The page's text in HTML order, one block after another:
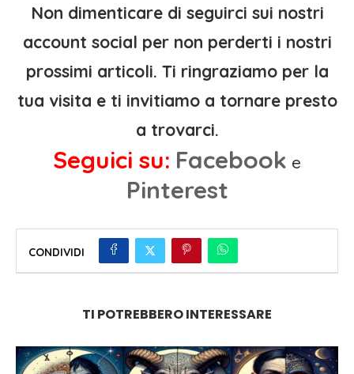
Non dimenticare di seguirci sui nostri
account social per non perderti i nostri
prossimi articoli. Ti ringraziamo per la
tua visita e ti invitiamo a tornare presto
a trovarci.
Seguici su: Facebook e
Pinterest
CONDIVIDI
TI POTREBBERO INTERESSARE